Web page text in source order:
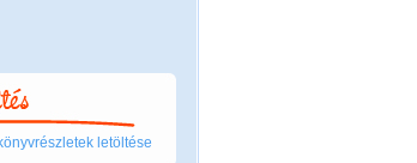
letöltése